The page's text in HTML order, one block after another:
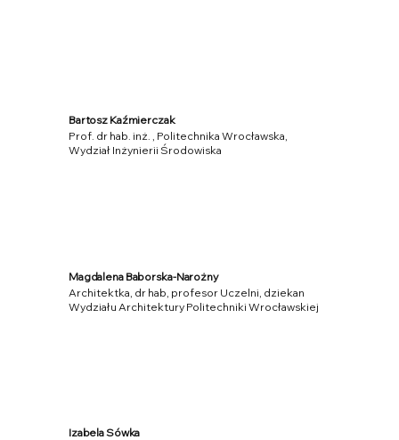
Bartosz Kaźmierczak
Prof. dr hab. inż. , Politechnika Wrocławska,
Wydział Inżynierii Środowiska
Magdalena Baborska-Narożny
Architektka, dr hab, profesor Uczelni, dziekan
Wydziału Architektury Politechniki Wrocławskiej
Izabela Sówka